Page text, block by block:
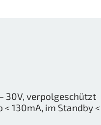
30V, verpolgeschützt
130mA, im Standby <